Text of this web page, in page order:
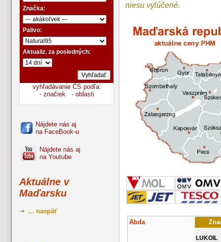
Značka:
Palivo:
Aktualiz. za posledných:
vyhľadávanie ČS podľa:
- značiek
- oblasti
Nájdete nás aj
na FaceBook-u
Nájdete nás aj
na Youtube
Aktuálne v
Maďarsku
... naspäť
niesu vylúčené.
Abda
LUKOIL